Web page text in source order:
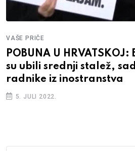
VAŠE PRIČE
POBUNA U
su ubili srednji stalež,
radnike iz inostranstva
5. JULI 2022.